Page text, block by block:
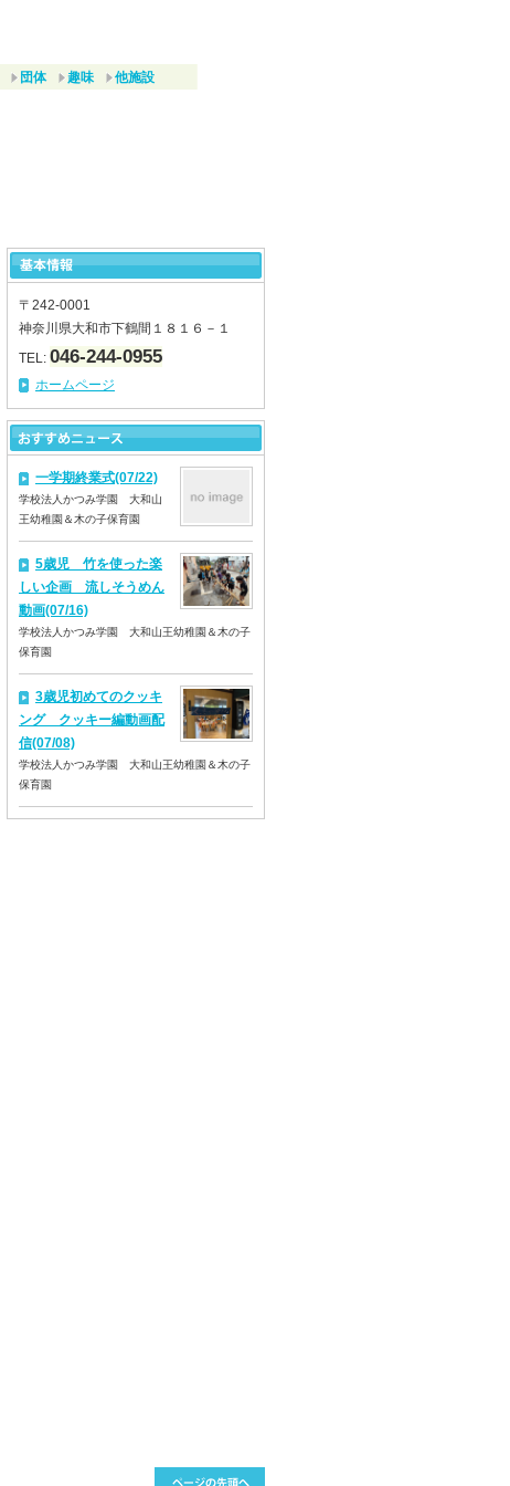
団体 趣味 他施設
〒242-0001
神奈川県大和市下鶴間１８１６－１
TEL: 046-244-0955
ホームページ
一学期終業式(07/22)
学校法人かつみ学園 大和山
王幼稚園＆木の子保育園
5歳児 竹を使った楽
しい企画 流しそうめん
動画(07/16)
学校法人かつみ学園 大和山王幼稚園＆木の子
保育園
3歳児初めてのクッキ
ング クッキー編動画配
信(07/08)
学校法人かつみ学園 大和山王幼稚園＆木の子
保育園